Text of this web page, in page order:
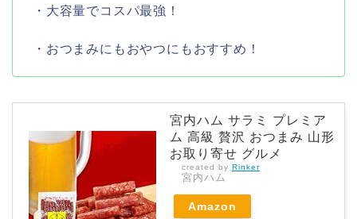
・大容量でコスパ最強！
・おつまみにもおやつにもおすすめ！
宮内ハム サラミ プレミア
ム 高級 贅沢 おつまみ 山形
お取り寄せ グルメ
created by Rinker
宮内ハム
Amazon